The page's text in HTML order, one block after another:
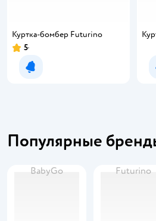
Куртка-бомбер Futurino
5
Уведомить о появлении
Популярные
BabyGo Futurino